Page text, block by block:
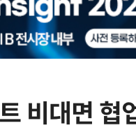
비대면 협